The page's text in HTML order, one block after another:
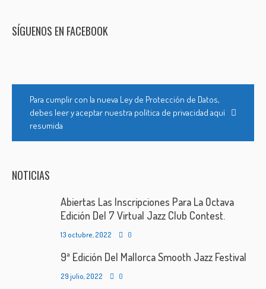
SÍGUENOS EN FACEBOOK
Para cumplir con la nueva Ley de Protección de Datos,
debes leer y aceptar nuestra política de privacidad aquí
resumida
NOTICIAS
Abiertas Las Inscripciones Para La Octava
Edición Del 7 Virtual Jazz Club Contest.
13 octubre, 2022 0
9ª Edición Del Mallorca Smooth Jazz Festival
29 julio, 2022 0